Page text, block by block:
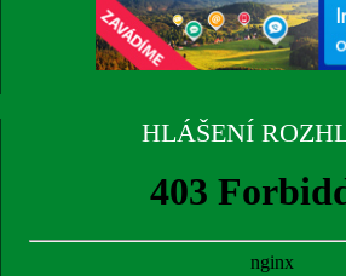
HLÁŠENÍ